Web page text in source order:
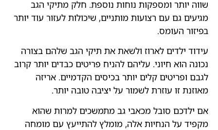
שווה יותר ומספקות נוחות נוספת. חלק מתיקי הגב
מגיעים גם עם רצועות מותניים, שיכולות לעזור עוד יותר
בפיזור העומס.
עידוד ילדים לארוז ולשאת את תיקי הגב שלהם בצורה
נכונה הוא חיוני. עליהם להניח פריטים כבדים יותר קרוב
לגבם ופריטים קלים יותר בכיסים הקדמיים. אריזה
מאוזנת זו עוזרת לשמור על יציבה טובה יותר.
אם ילדכם סובל מכאבי גב מתמשכים למרות שהוא
מקפיד על הנחיות אלה, מומלץ להתייעץ עם מומחה